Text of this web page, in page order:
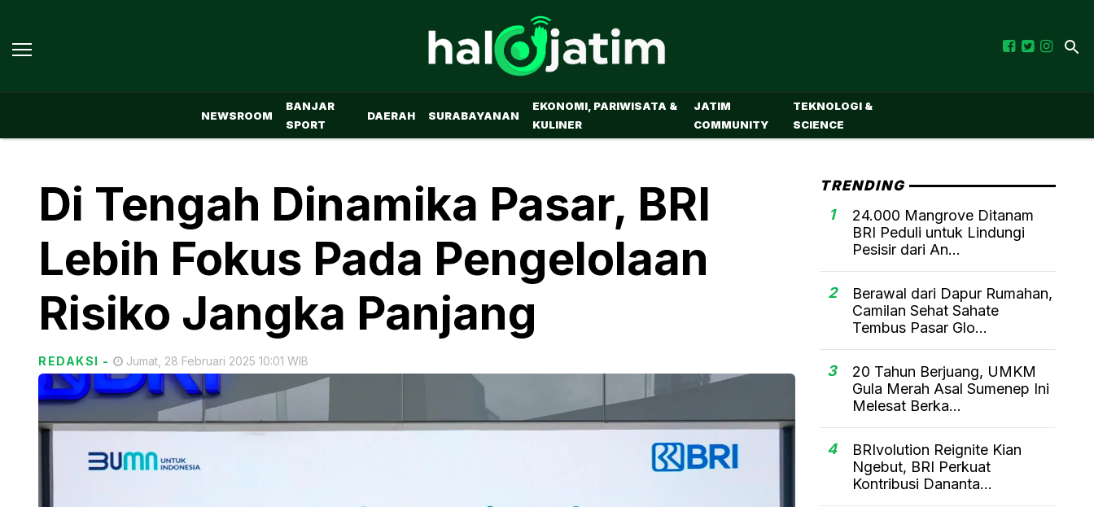
NEWSROOM
BANJAR
SPORT
DAERAH SURABAYANAN
EKONOMI, PARIWISATA &
KULINER
JATIM
COMMUNITY
TEKNOLOGI &
SCIENCE
Di Tengah Dinamika Pasar, BRI
Lebih Fokus Pada Pengelolaan
Risiko Jangka Panjang
REDAKSI - Jumat, 28 Februari 2025 10:01 WIB
TRENDING
1
24.000 Mangrove Ditanam
BRI Peduli untuk Lindungi
Pesisir dari An...
2
Berawal dari Dapur Rumahan,
Camilan Sehat Sahate
Tembus Pasar Glo...
3
20 Tahun Berjuang, UMKM
Gula Merah Asal Sumenep Ini
Melesat Berka...
4
BRIvolution Reignite Kian
Ngebut, BRI Perkuat
Kontribusi Dananta...